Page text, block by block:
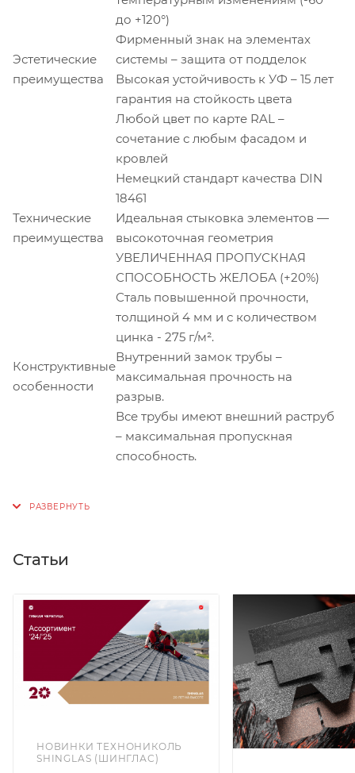
Эстетические
преимущества
до +120°)
Фирменный знак на элементах
системы – защита от подделок
Высокая устойчивость к УФ – 15 лет
гарантия на стойкость цвета
Любой цвет по карте RAL –
сочетание с любым фасадом и
кровлей
Технические
преимущества
Немецкий стандарт качества DIN
18461
Идеальная стыковка элементов —
высокоточная геометрия
УВЕЛИЧЕННАЯ ПРОПУСКНАЯ
СПОСОБНОСТЬ ЖЕЛОБА (+20%)
Конструктивные
особенности
Сталь повышенной прочности,
толщиной 4 мм и с количеством
цинка - 275 г/м².
Внутренний замок трубы –
максимальная прочность на
разрыв.
Все трубы имеют внешний раструб
– максимальная пропускная
способность.
Статьи
НОВИНКИ ТЕХНОНИКОЛЬ
SHINGLAS (ШИНГЛАС)